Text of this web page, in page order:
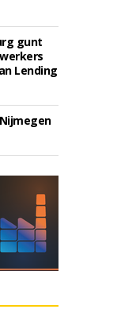
gunt
Lending